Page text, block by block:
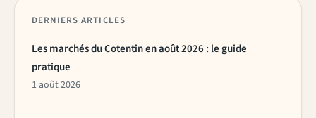
DERNIERS ARTICLES
Les marchés du Cotentin en août 2026 : le guide
pratique
1 août 2026